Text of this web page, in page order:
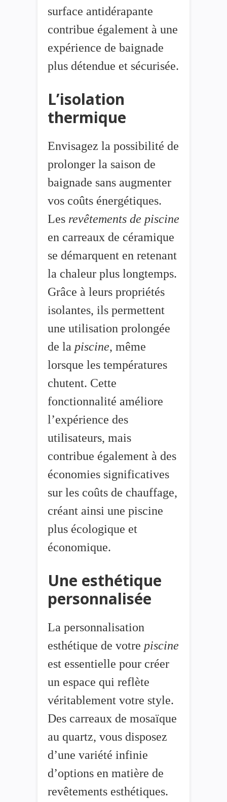
surface antidérapante
contribue également à une
expérience de baignade
plus détendue et sécurisée.
L’isolation
thermique
Envisagez la possibilité de
prolonger la saison de
baignade sans augmenter
vos coûts énergétiques.
Les revêtements de piscine
en carreaux de céramique
se démarquent en retenant
la chaleur plus longtemps.
Grâce à leurs propriétés
isolantes, ils permettent
une utilisation prolongée
de la piscine, même
lorsque les températures
chutent. Cette
fonctionnalité améliore
l’expérience des
utilisateurs, mais
contribue également à des
économies significatives
sur les coûts de chauffage,
créant ainsi une piscine
plus écologique et
économique.
Une esthétique
personnalisée
La personnalisation
esthétique de votre piscine
est essentielle pour créer
un espace qui reflète
véritablement votre style.
Des carreaux de mosaïque
au quartz, vous disposez
d’une variété infinie
d’options en matière de
revêtements esthétiques.